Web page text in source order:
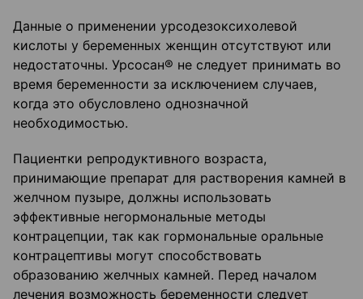
Данные о применении урсодезоксихолевой
кислоты у беременных женщин отсутствуют или
недостаточны. Урсосан® не следует принимать во
время беременности за исключением случаев,
когда это обусловлено однозначной
необходимостью.
Пациентки репродуктивного возраста,
принимающие препарат для растворения камней в
желчном пузыре, должны использовать
эффективные негормональные методы
контрацепции, так как гормональные оральные
контрацептивы могут способствовать
образованию желчных камней. Перед началом
лечения возможность беременности следует